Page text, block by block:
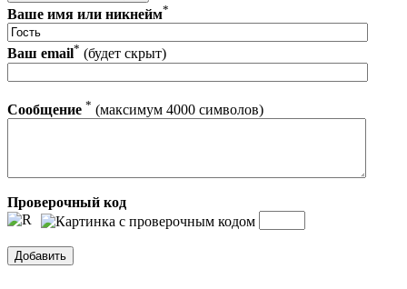
Ваше имя или никнейм*
Ваш email* (будет скрыт)
Сообщение * (максимум 4000 символов)
Проверочный код